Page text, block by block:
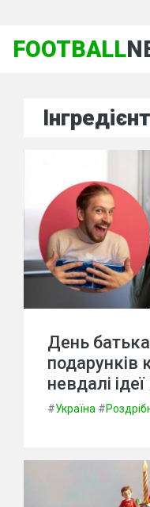
FOOTBALL
Інгредієнт
День
подарунків
невдалі
#Україна #